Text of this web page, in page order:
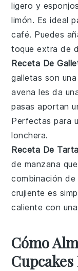
ligero y
limón. Es ideal
café. Puedes
toque extra de
Receta De
galletas son
avena les da
pasas aportan
Perfectas para
lonchera.
Receta De
de manzana
combinación de
crujiente es
caliente con
Cómo